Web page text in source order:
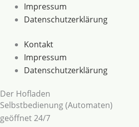
Impressum
Datenschutzerklärung
Kontakt
Impressum
Datenschutzerklärung
Der Hofladen
Selbstbedienung (Automaten)
geöffnet 24/7